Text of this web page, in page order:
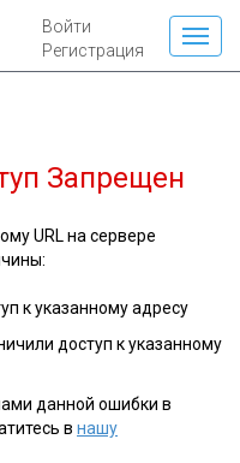
Войти
Регистрация
Запрещен
URL на сервере
к указанному адресу
доступ к указанному
данной ошибки в
в нашу